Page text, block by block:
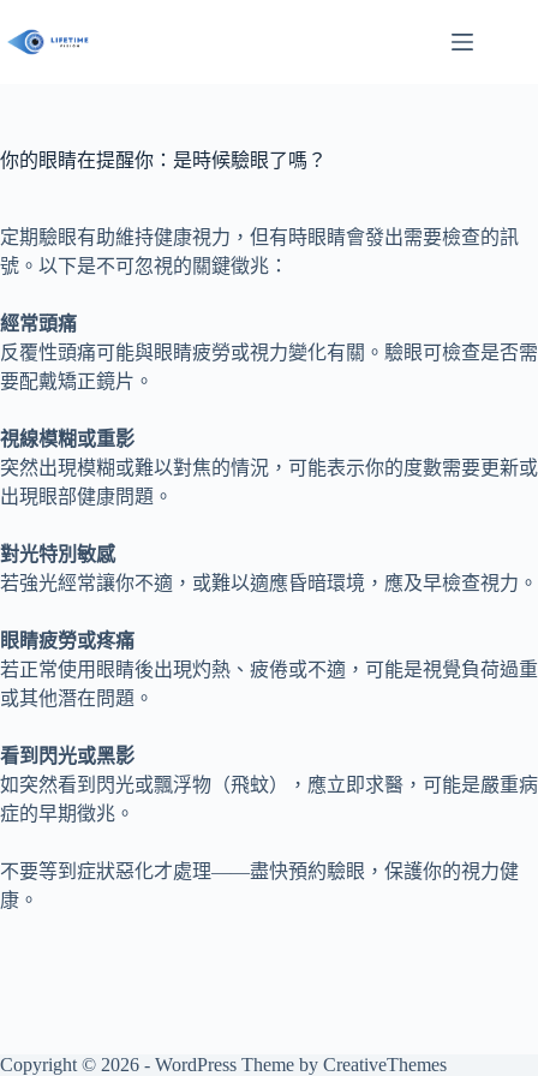
content
你的眼睛在提醒你：是時候驗眼了嗎？
定期驗眼有助維持健康視力，但有時眼睛會發出需要檢查的訊
號。以下是不可忽視的關鍵徵兆：
經常頭痛
反覆性頭痛可能與眼睛疲勞或視力變化有關。驗眼可檢查是否需
要配戴矯正鏡片。
視線模糊或重影
突然出現模糊或難以對焦的情況，可能表示你的度數需要更新或
出現眼部健康問題。
對光特別敏感
若強光經常讓你不適，或難以適應昏暗環境，應及早檢查視力。
眼睛疲勞或疼痛
若正常使用眼睛後出現灼熱、疲倦或不適，可能是視覺負荷過重
或其他潛在問題。
看到閃光或黑影
如突然看到閃光或飄浮物（飛蚊），應立即求醫，可能是嚴重病
症的早期徵兆。
不要等到症狀惡化才處理——盡快預約驗眼，保護你的視力健
康。
Copyright © 2026 - WordPress Theme by CreativeThemes